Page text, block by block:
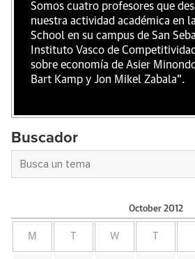
Somos cuatro profesores que
nuestra actividad académica en
School en su campus de San
Instituto Vasco de
sobre economía de Asier
Bart Kamp y Jon Mikel Zabala".
Buscador
October 2012
M W